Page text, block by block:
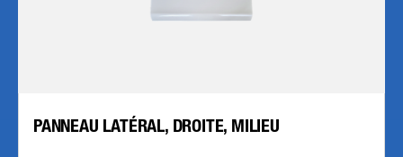
PANNEAU LATÉRAL, DROITE, MILIEU